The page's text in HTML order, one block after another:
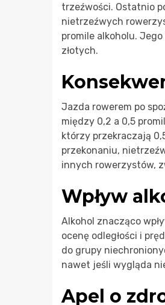
trzeźwości. Ostatnio
nietrzeźwych
promile alkoholu.
złotych.
Jazda rowerem po
między 0,2 a 0,5
którzy przekraczają
przekonaniu,
innych rowerzystów,
Wpływ
Alkohol znacząco
ocenę odległości i
do grupy
nawet jeśli wygląda
Apel o